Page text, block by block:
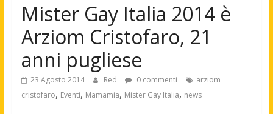
Mister Gay Italia 2014 è
Arziom Cristofaro, 21
anni pugliese
23 Agosto 2014 Red 0 commenti
arziom
cristofaro, Eventi, Mamamia, Mister Gay Italia, news